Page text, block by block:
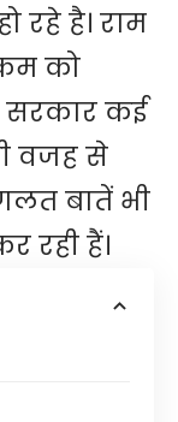
रहे है। राम
को
सरकार कई
वजह से
बातें भी
रही हैं।